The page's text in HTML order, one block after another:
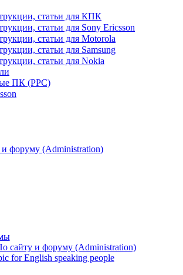
статьи для КПК
статьи для Sony Ericsson
статьи для Motorola
статьи для Samsung
статьи для Nokia
ПК (PPC)
форуму (Administration)
сайту и форуму (Administration)
for English speaking people